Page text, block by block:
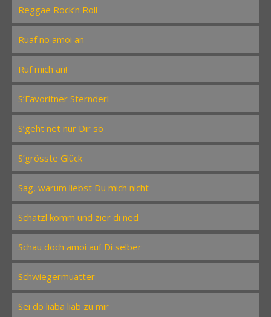
Reggae Rock’n Roll
Ruaf no amoi an
Ruf mich an!
S’Favoritner Sternderl
S’geht net nur Dir so
S’grösste Glück
Sag, warum liebst Du mich nicht
Schatzl komm und zier di ned
Schau doch amoi auf Di selber
Schwiegermuatter
Sei do liaba liab zu mir